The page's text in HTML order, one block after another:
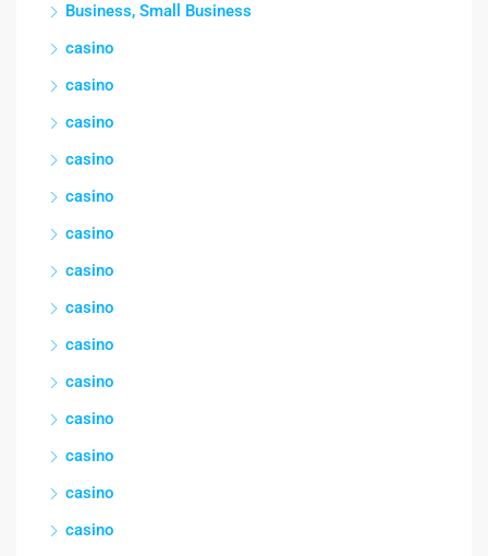
Business, Small Business
casino
casino
casino
casino
casino
casino
casino
casino
casino
casino
casino
casino
casino
casino